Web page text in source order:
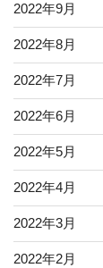
2022年9月
2022年8月
2022年7月
2022年6月
2022年5月
2022年4月
2022年3月
2022年2月